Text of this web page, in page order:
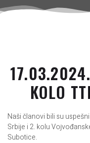
KOLO
Naši članovi bili su
Srbije i 2. kolu
Subotice.